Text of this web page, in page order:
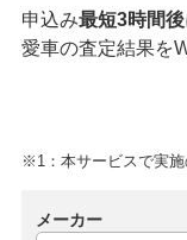
申込み最短3時間後
愛車の査定結果を
※1：本サービスで実施
メーカー